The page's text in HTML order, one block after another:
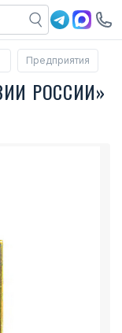
Предприятия
РОССИИ»